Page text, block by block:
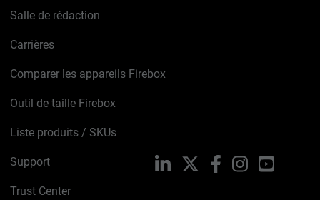
Salle de rédaction
Carrières
Comparer les appareils Firebox
Outil de taille Firebox
Liste produits / SKUs
Support
Trust Center
LinkedIn FacebookInstagramYouTube